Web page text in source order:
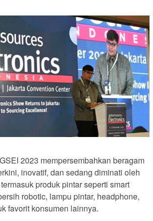
2023 mempersembahkan beragam
inovatif, dan sedang diminati oleh
produk pintar seperti smart
robotic, lampu pintar, headphone,
favorit konsumen lainnya.